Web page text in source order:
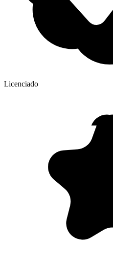
Licenciado